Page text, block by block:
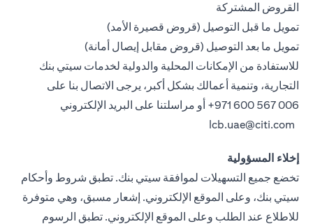
القروض المشتركة
تمويل ما قبل التوصيل (قروض قصيرة الأمد)
تمويل ما بعد التوصيل (قروض مقابل إيصال أمانة)
للاستفادة من الإمكانات المحلية والدولية لخدمات سيتي بنك
التجارية، وتنمية أعمالك بشكل أكبر، يرجى الاتصال بنا على
006 567 600 971+
أو مراسلتنا على البريد الإلكتروني
lcb.uae@citi.com
إخلاء المسؤولية
تخضع جميع التسهيلات لموافقة سيتي بنك. تطبق شروط وأحكام
سيتي بنك، وعلى الموقع الإلكتروني. إشعار مسبق، وهي متوفرة
للاطلاع عند الطلب وعلى الموقع الإلكتروني. تطبق الرسوم